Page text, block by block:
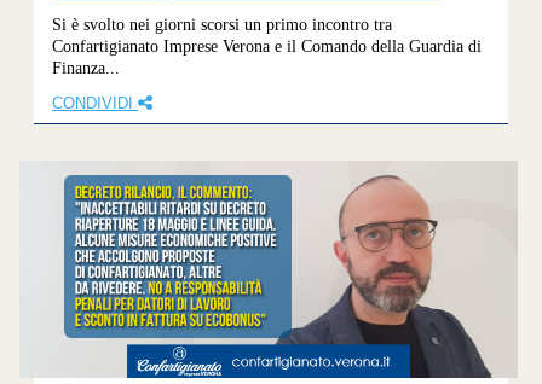
Si è svolto nei giorni scorsi un primo incontro tra
Confartigianato Imprese Verona e il Comando della Guardia di
Finanza...
CONDIVIDI